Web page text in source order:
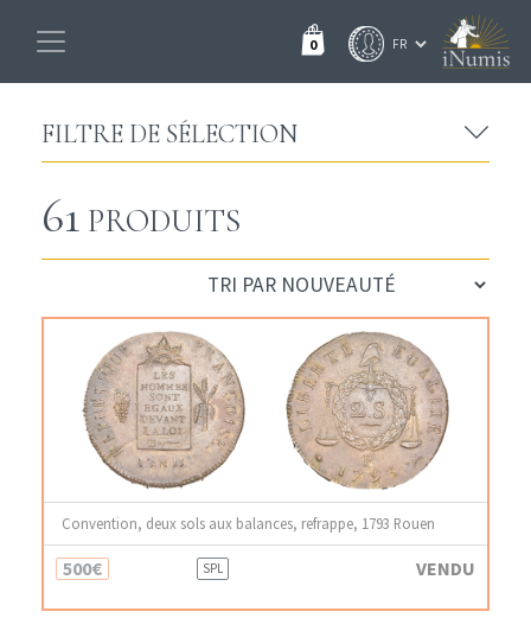
0
FILTRE DE SÉLECTION
61 PRODUITS
Convention, deux sols aux balances, refrappe, 1793 Rouen
500€ SPL VENDU